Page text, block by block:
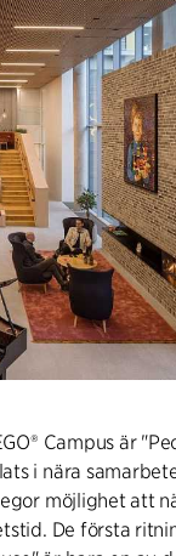
Campus är
i nära
möjlighet att
De första